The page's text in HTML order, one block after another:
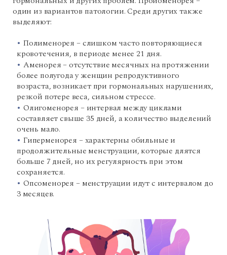
один из вариантов патологии. Среди других также
выделяют:
Полименорея – слишком часто повторяющиеся
кровотечения, в периоде менее 21 дня.
Аменорея – отсутствие месячных на протяжении
более полугода у женщин репродуктивного
возраста, возникает при гормональных нарушениях,
резкой потере веса, сильном стрессе.
Олигоменорея – интервал между циклами
составляет свыше 35 дней, а количество выделений
очень мало.
Гиперменорея – характерны обильные и
продолжительные менструации, которые длятся
больше 7 дней, но их регулярность при этом
сохраняется.
Опсоменорея – менструации идут с интервалом до
3 месяцев.